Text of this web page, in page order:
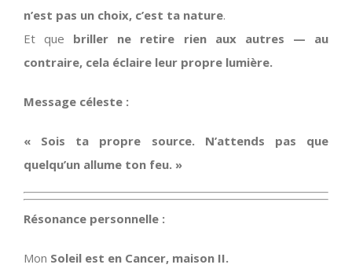
n’est pas un choix, c’est ta nature.
Et que briller ne retire rien aux autres — au
contraire, cela éclaire leur propre lumière.
Message céleste :
« Sois ta propre source. N’attends pas que
quelqu’un allume ton feu. »
Résonance personnelle :
Mon Soleil est en Cancer, maison II.